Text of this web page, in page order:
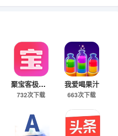
聚宝客极速版
732次下载
我爱喝果汁
663次下载